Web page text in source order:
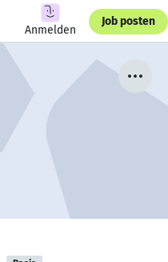
Anmelden
Job posten